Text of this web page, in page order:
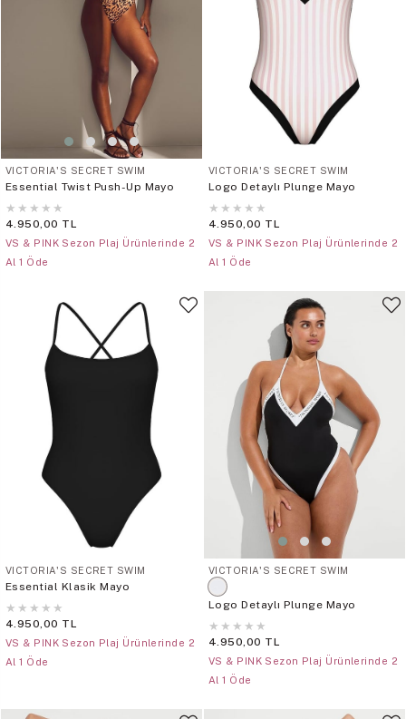
VICTORIA'S SECRET SWIM
Essential Twist Push-Up Mayo
★ ★ ★ ★ ★
4.950,00 TL
VS & PINK Sezon Plaj Ürünlerinde 2
Al 1 Öde
VICTORIA'S SECRET SWIM
Logo Detaylı Plunge Mayo
★ ★ ★ ★ ★
4.950,00 TL
VS & PINK Sezon Plaj Ürünlerinde 2
Al 1 Öde
VICTORIA'S SECRET SWIM
Essential Klasik Mayo
★ ★ ★ ★ ★
4.950,00 TL
VS & PINK Sezon Plaj Ürünlerinde 2
Al 1 Öde
VICTORIA'S SECRET SWIM
Logo Detaylı Plunge Mayo
★ ★ ★ ★ ★
4.950,00 TL
VS & PINK Sezon Plaj Ürünlerinde 2
Al 1 Öde